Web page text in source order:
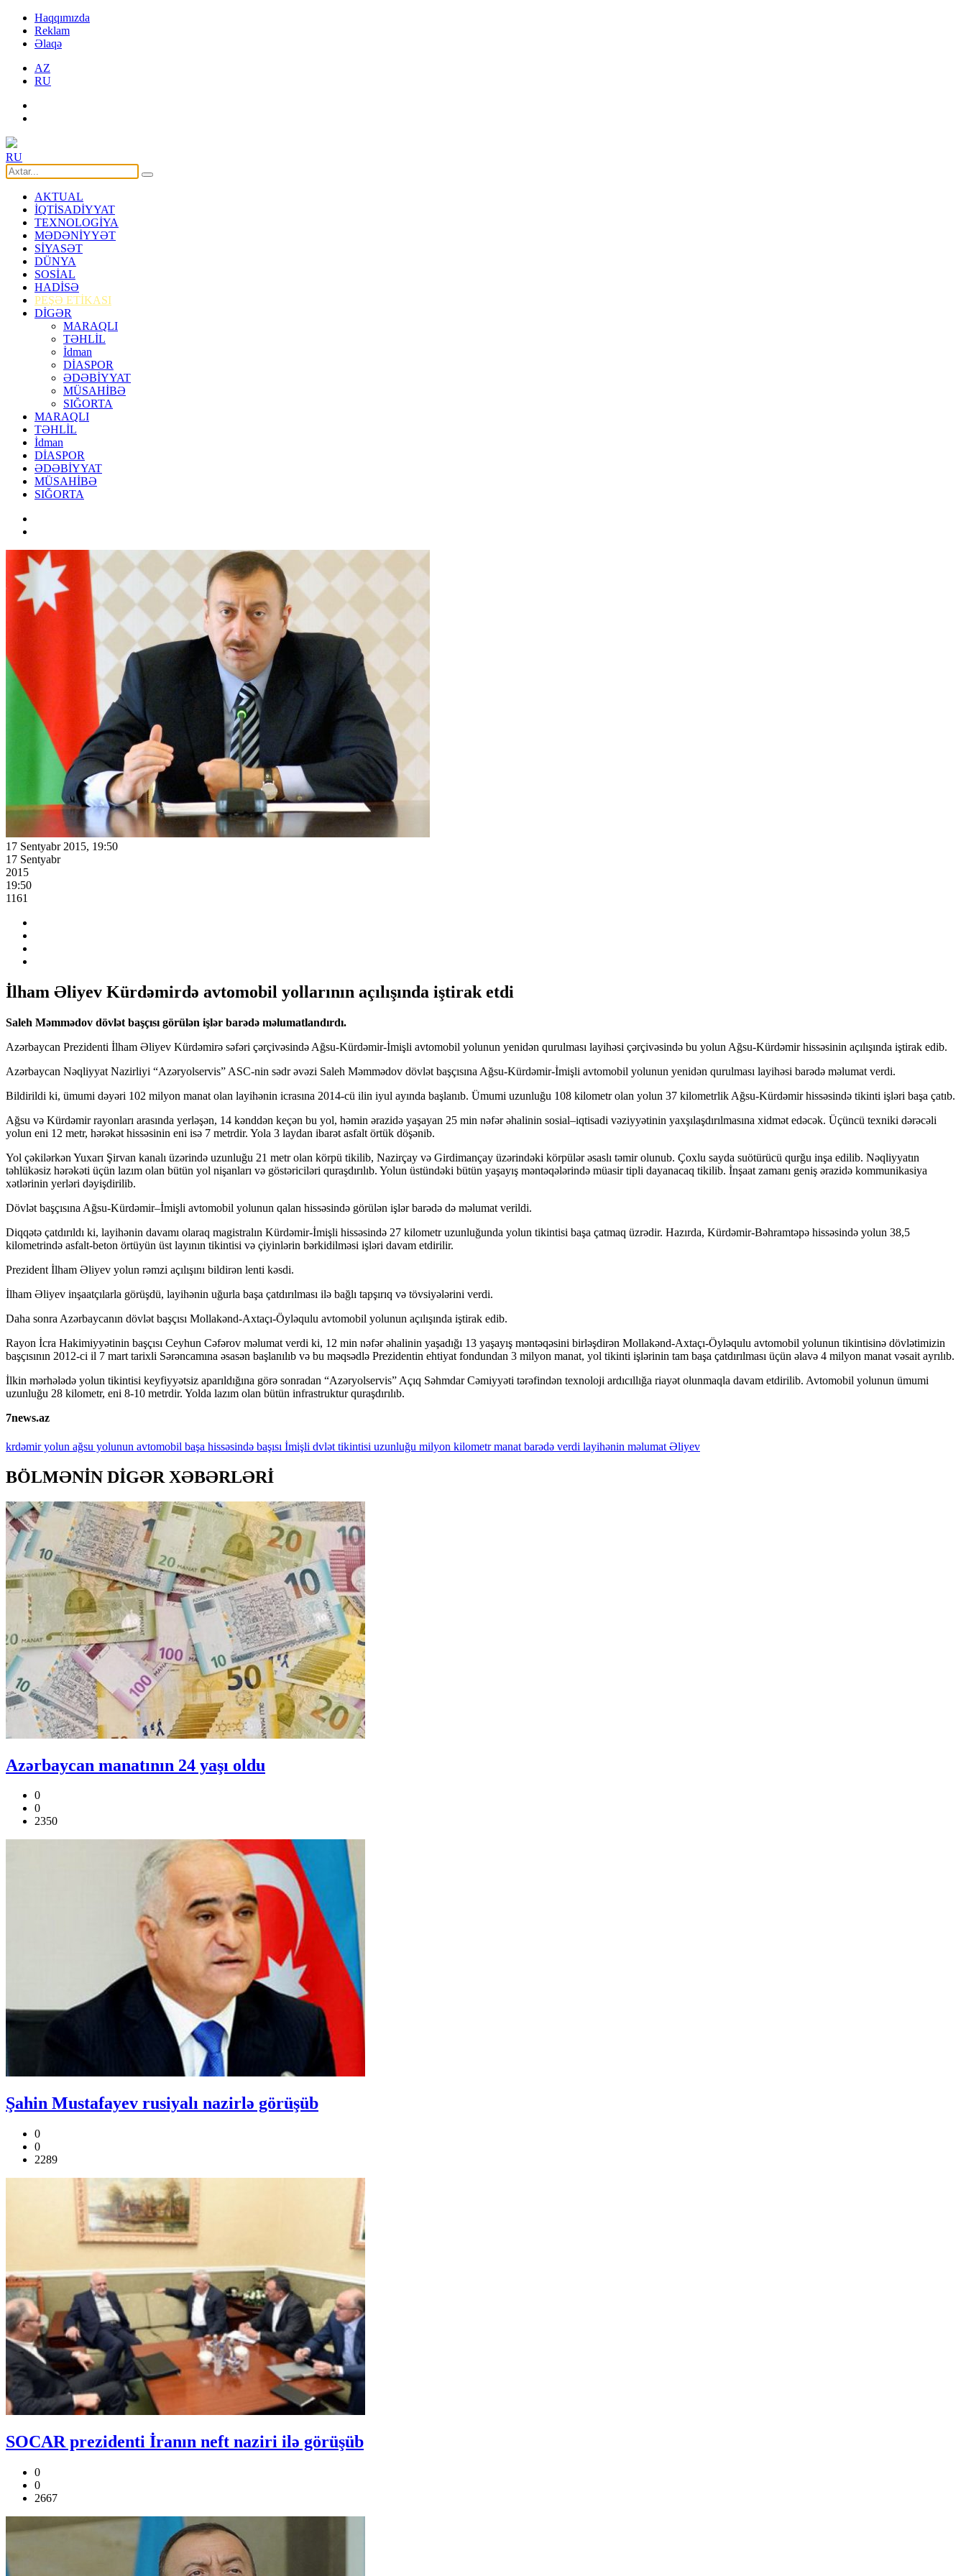
Haqqımızda
Reklam
Əlaqə
AZ
RU
RU
AKTUAL
İQTİSADİYYAT
TEXNOLOGİYA
MƏDƏNİYYƏT
SİYASƏT
DÜNYA
SOSİAL
HADİSƏ
PEŞƏ ETİKASI
DİGƏR
MARAQLI
TƏHLİL
İdman
DİASPOR
ƏDƏBİYYAT
MÜSAHİBƏ
SIĞORTA
MARAQLI
TƏHLİL
İdman
DİASPOR
ƏDƏBİYYAT
MÜSAHİBƏ
SIĞORTA
17 Sentyabr 2015, 19:50
17 Sentyabr
2015
19:50
1161
İlham Əliyev Kürdəmirdə avtomobil yollarının açılışında iştirak etdi
Saleh Məmmədov dövlət başçısı görülən işlər barədə məlumatlandırdı.
Azərbaycan Prezidenti İlham Əliyev Kürdəmirə səfəri çərçivəsində Ağsu-Kürdəmir-İmişli avtomobil yolunun yenidən qurulması layihəsi çərçivəsində bu yolun Ağsu-Kürdəmir hissəsinin açılışında iştirak edib.
Azərbaycan Nəqliyyat Nazirliyi “Azəryolservis” ASC-nin sədr əvəzi Saleh Məmmədov dövlət başçısına Ağsu-Kürdəmir-İmişli avtomobil yolunun yenidən qurulması layihəsi barədə məlumat verdi.
Bildirildi ki, ümumi dəyəri 102 milyon manat olan layihənin icrasına 2014-cü ilin iyul ayında başlanıb. Ümumi uzunluğu 108 kilometr olan yolun 37 kilometrlik Ağsu-Kürdəmir hissəsində tikinti işləri başa çatıb.
Ağsu və Kürdəmir rayonları arasında yerləşən, 14 kənddən keçən bu yol, həmin ərazidə yaşayan 25 min nəfər əhalinin sosial–iqtisadi vəziyyətinin yaxşılaşdırılmasına xidmət edəcək. Üçüncü texniki dərəcəli
yolun eni 12 metr, hərəkət hissəsinin eni isə 7 metrdir. Yola 3 laydan ibarət asfalt örtük döşənib.
Yol çəkilərkən Yuxarı Şirvan kanalı üzərində uzunluğu 21 metr olan körpü tikilib, Nazirçay və Girdimançay üzərindəki körpülər əsaslı təmir olunub. Çoxlu sayda suötürücü qurğu inşa edilib. Nəqliyyatın
təhlükəsiz hərəkəti üçün lazım olan bütün yol nişanları və göstəriciləri quraşdırılıb. Yolun üstündəki bütün yaşayış məntəqələrində müasir tipli dayanacaq tikilib. İnşaat zamanı geniş ərazidə kommunikasiya
xətlərinin yerləri dəyişdirilib.
Dövlət başçısına Ağsu-Kürdəmir–İmişli avtomobil yolunun qalan hissəsində görülən işlər barədə də məlumat verildi.
Diqqətə çatdırıldı ki, layihənin davamı olaraq magistralın Kürdəmir-İmişli hissəsində 27 kilometr uzunluğunda yolun tikintisi başa çatmaq üzrədir. Hazırda, Kürdəmir-Bəhramtəpə hissəsində yolun 38,5
kilometrində asfalt-beton örtüyün üst layının tikintisi və çiyinlərin bərkidilməsi işləri davam etdirilir.
Prezident İlham Əliyev yolun rəmzi açılışını bildirən lenti kəsdi.
İlham Əliyev inşaatçılarla görüşdü, layihənin uğurla başa çatdırılması ilə bağlı tapşırıq və tövsiyələrini verdi.
Daha sonra Azərbaycanın dövlət başçısı Mollakənd-Axtaçı-Öyləqulu avtomobil yolunun açılışında iştirak edib.
Rayon İcra Hakimiyyətinin başçısı Ceyhun Cəfərov məlumat verdi ki, 12 min nəfər əhalinin yaşadığı 13 yaşayış məntəqəsini birləşdirən Mollakənd-Axtaçı-Öyləqulu avtomobil yolunun tikintisinə dövlətimizin
başçısının 2012-ci il 7 mart tarixli Sərəncamına əsasən başlanılıb və bu məqsədlə Prezidentin ehtiyat fondundan 3 milyon manat, yol tikinti işlərinin tam başa çatdırılması üçün əlavə 4 milyon manat vəsait ayrılıb.
İlkin mərhələdə yolun tikintisi keyfiyyətsiz aparıldığına görə sonradan “Azəryolservis” Açıq Səhmdar Cəmiyyəti tərəfindən texnoloji ardıcıllığa riayət olunmaqla davam etdirilib. Avtomobil yolunun ümumi
uzunluğu 28 kilometr, eni 8-10 metrdir. Yolda lazım olan bütün infrastruktur quraşdırılıb.
7news.az
krdəmiryolun ağsu yolunun avtomobil başa hissəsində başısı İmişli dvlət tikintisi uzunluğu milyon kilometrmanat barədə verdi layihənin məlumat Əliyev
BÖLMƏNİN DİGƏR XƏBƏRLƏRİ
Azərbaycan manatının 24 yaşı oldu
0
0
2350
Şahin Mustafayev rusiyalı nazirlə görüşüb
0
0
2289
SOCAR prezidenti İranın neft naziri ilə görüşüb
0
0
2667